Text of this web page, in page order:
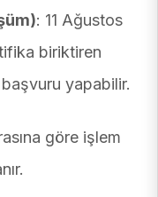
: 11 Ağustos
biriktiren
başvuru yapabilir.
göre işlem